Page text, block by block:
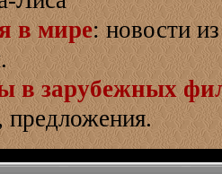
в мире: новости
в зарубежных
предложения.